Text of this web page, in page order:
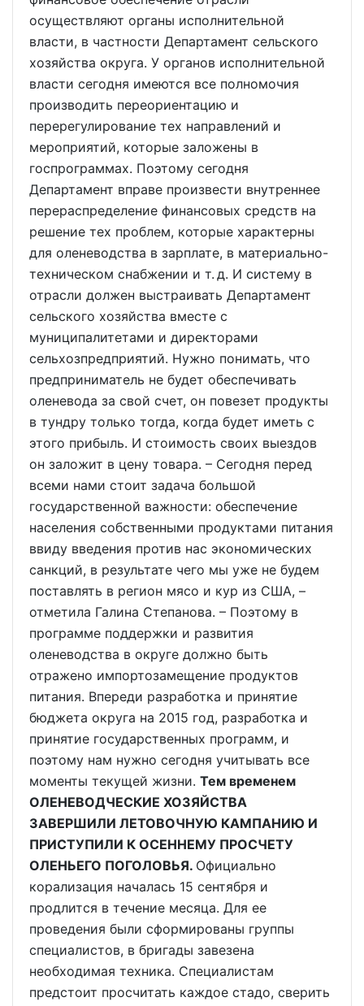
Тем временем
ОЛЕНЕВОДЧЕСКИЕ ХОЗЯЙСТВА
ЗАВЕРШИЛИ ЛЕТОВОЧНУЮ КАМПАНИЮ И
ПРИСТУПИЛИ К ОСЕННЕМУ ПРОСЧЕТУ
ОЛЕНЬЕГО ПОГОЛОВЬЯ. Официально
корализация началась 15 сентября и
продлится в течение месяца. Для ее
проведения были сформированы группы
специалистов, в бригады завезена
необходимая техника. Специалистам
предстоит просчитать каждое стадо, сверить